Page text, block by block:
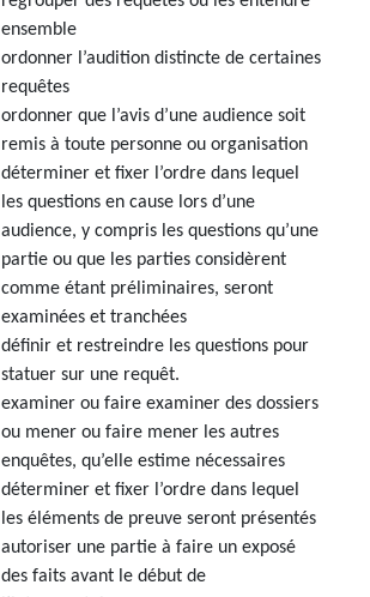
ensemble
ordonner l’audition distincte de certaines
requêtes
ordonner que l’avis d’une audience soit
remis à toute personne ou organisation
déterminer et fixer l’ordre dans lequel
les questions en cause lors d’une
audience, y compris les questions qu’une
partie ou que les parties considèrent
comme étant préliminaires, seront
examinées et tranchées
définir et restreindre les questions pour
statuer sur une requêt.
examiner ou faire examiner des dossiers
ou mener ou faire mener les autres
enquêtes, qu’elle estime nécessaires
déterminer et fixer l’ordre dans lequel
les éléments de preuve seront présentés
autoriser une partie à faire un exposé
des faits avant le début de